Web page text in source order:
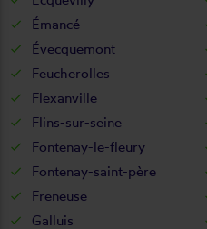
Émancé
Évecquemont
Feucherolles
Flexanville
Flins-sur-seine
Fontenay-le-fleury
Fontenay-saint-père
Freneuse
Galluis